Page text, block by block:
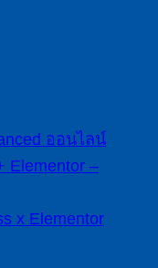
ออนไลน์
Elementor –
x Elementor